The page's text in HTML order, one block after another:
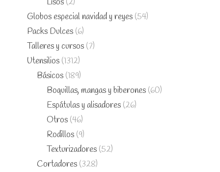
Lisos (2)
Globos especial navidad y reyes (54)
Packs Dulces (6)
Talleres y cursos (7)
Utensilios (1312)
Básicos (189)
Boquillas, mangas y biberones (60)
Espátulas y alisadores (26)
Otros (46)
Rodillos (9)
Texturizadores (52)
Cortadores (328)